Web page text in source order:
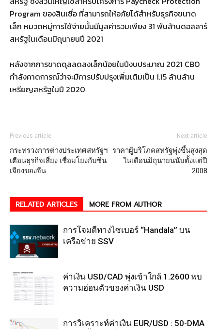
Program ของสินเชื่อ ที่สามารถให้อภัยได้สำหรับธุรกิจขนาด
เล็ก หมวดหมู่การใช้จ่ายนั้นมีมูลค่ารวมเพียง 31 พันล้านดอลลาร์
สหรัฐในเดือนมิถุนายนปี 2021
หลังจากการขาดดุลลดลงเล็กน้อยในปีงบประมาณ 2021 CBO
กำลังคาดการณ์ว่าจะมีการปรับปรุงเพิ่มเติมเป็น 1.15 ล้านล้าน
เหรียญสหรัฐในปี 2020
Previous article
กระทรวงการต่างประเทศสหรัฐฯ
เตือนธุรกิจเสี่ยง เชื่อมโยงกับซิน
เจียงของจีน
Next article
ราคาผู้บริโภคสหรัฐพุ่งขึ้นสูงสุด
ในเดือนมิถุนายนนับตั้งแต่ปี
2008
RELATED ARTICLES MORE FROM AUTHOR
การโจมตีทางไซเบอร์ “Handala” บน
เครือข่าย SSV
ค่าเงิน USD/CAD พุ่งเข้าใกล้ 1.2600 พบ
ความอ่อนตัวของค่าเงิน USD
การวิเคราะห์ค่าเงิน EUR/USD : 50-DMA